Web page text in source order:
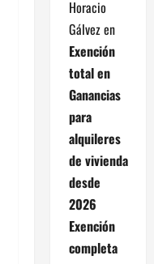
Horacio
Gálvezen
Exención
total en
Ganancias
para
alquileres
de vivienda
desde
2026
Exención
completa